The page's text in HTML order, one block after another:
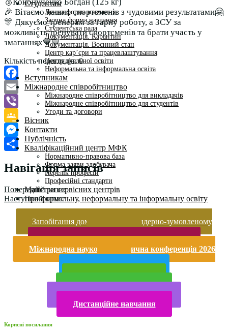
Студентам
Денна форма навчання
Заочна форма навчання
Студентська рада
Документація. Карантин
Документація. Воєнний стан
Центр кар’єри та працевлаштування
Центр дуальної освіти
Неформальна та інформальна освіта
Вступникам
Міжнародне співробітництво
Міжнародне співробітництво для викладачів
Міжнародне співробітництво для студентів
Угоди та договори
Вісник
Контакти
Публічність
Кваліфікаційний центр МФК
Нормативно-правова база
Форма заяви здобувача
Перелік професій
Професійні стандарти
Майстри сервісних центрів
Про формальну, неформальну та інформальну освіту
🎉 Вітаємо наших спортсменів з чудовими результатами🤗
🎊 Дякуємо тренерам за гарну роботу, а ЗСУ за
можливість тренувати спортсменів та брати участь у
змаганнях💙💛
Кількість переглядів: 0
Facebook
Email
Viber
Google
Classroom
Messenger
Поділитися
Навігація записів
Попередній запис
Наступний запис
Запобігання домашньому та гендерно-зумовленому
Міжнародна науково-практична конференція 2026
Дистанційне навчання
Корисні посилання